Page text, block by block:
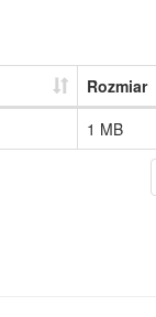
Rozmiar
1 MB